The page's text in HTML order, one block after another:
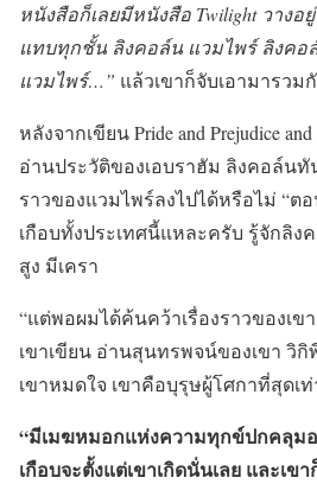
หนังสือก็เลยมีหนังสือ Twilight วาง
แทบทุกชั้น ลิงคอล์น แวมไพร์ ลิงคอ
แวมไพร์…” แล้วเขาก็จับเอามารวม
หลังจากเขียน Pride and Prejudice
อ่านประวัติของเอบราฮัม ลิงคอล์นทั
ราวของแวมไพร์ลงไปได้หรือไม่ “
เกือบทั้งประเทศนี้แหละครับ รู้จักลิ
สูง มีเครา
“แต่พอผมได้ค้นคว้าเรื่องราวของเ
เขาเขียน อ่านสุนทรพจน์ของเขา วิกิ
เขาหมดใจ เขาคือบุรุษผู้โศกาที่สุดเ
“มีเมฆหมอกแห่งความทุกข์ปกคลุมอ
เกือบจะตั้งแต่เขาเกิดนั่นเลย และเ